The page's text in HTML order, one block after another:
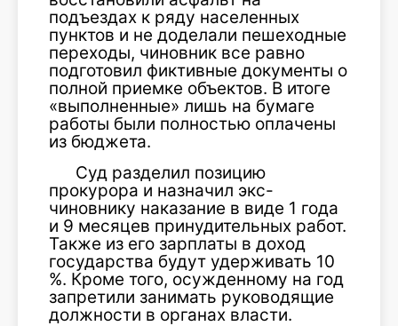
подъездах к ряду населенных
пунктов и не доделали пешеходные
переходы, чиновник все равно
подготовил фиктивные документы о
полной приемке объектов. В итоге
«выполненные» лишь на бумаге
работы были полностью оплачены
из бюджета.
Суд разделил позицию
прокурора и назначил экс-
чиновнику наказание в виде 1 года
и 9 месяцев принудительных работ.
Также из его зарплаты в доход
государства будут удерживать 10
%. Кроме того, осужденному на год
запретили занимать руководящие
должности в органах власти.